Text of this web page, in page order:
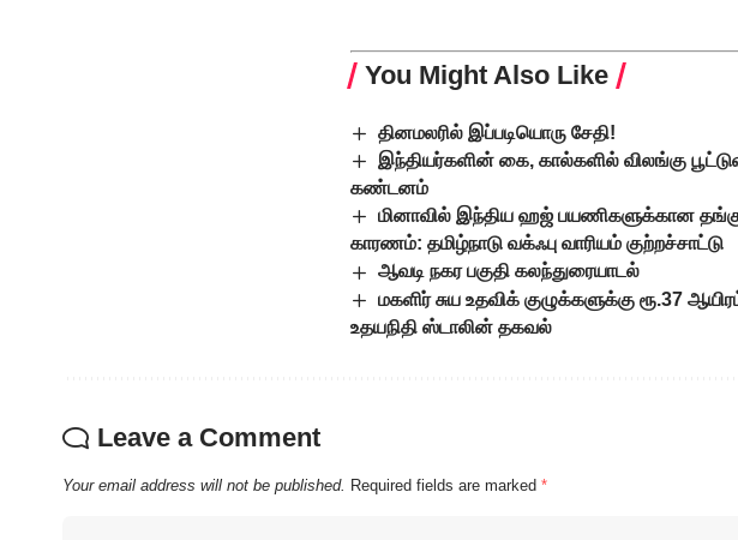
You Might Also Like
தினமலரில் இப்படியொரு சேதி!
இந்தியர்களின் கை, கால்களில் விலங்கு
கண்டனம்
மினாவில் இந்திய ஹஜ் பயணிகளுக்கான
காரணம்: தமிழ்நாடு வக்ஃபு வாரியம் குற்றச்சாட்டு
ஆவடி நகர பகுதி கலந்துரையாடல்
மகளிர் சுய உதவிக் குழுக்களுக்கு ரூ.37
உதயநிதி ஸ்டாலின் தகவல்
Leave a Comment
Your email address will not be published. Required fields are marked *